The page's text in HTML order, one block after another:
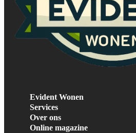
Evident Wonen
Services
Over ons
Online magazine